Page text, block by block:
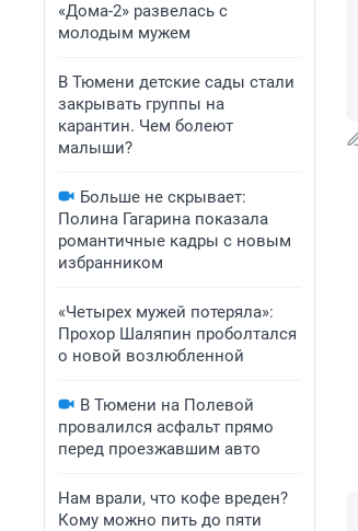
«Дома-2» развелась с
молодым мужем
В Тюмени детские сады стали
закрывать группы на
карантин. Чем болеют
малыши?
Больше не скрывает:
Полина Гагарина показала
романтичные кадры с новым
избранником
«Четырех мужей потеряла»:
Прохор Шаляпин проболтался
о новой возлюбленной
В Тюмени на Полевой
провалился асфальт прямо
перед проезжавшим авто
Нам врали, что кофе вреден?
Кому можно пить до пяти